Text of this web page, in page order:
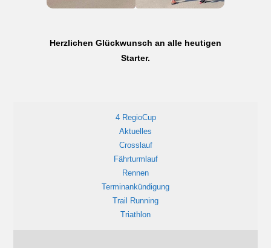
Herzlichen Glückwunsch an alle heutigen
Starter.
4 RegioCup
Aktuelles
Crosslauf
Fährturmlauf
Rennen
Terminankündigung
Trail Running
Triathlon